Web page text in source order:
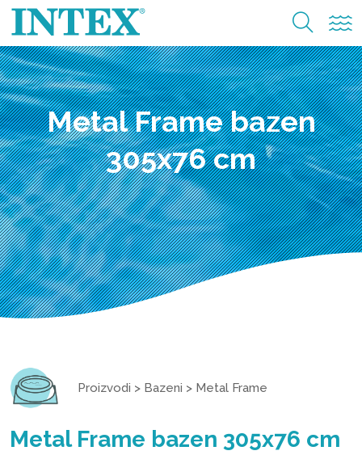
Metal Frame bazen
305x76 cm
Proizvodi > Bazeni > Metal Frame
Metal Frame bazen 305x76 cm